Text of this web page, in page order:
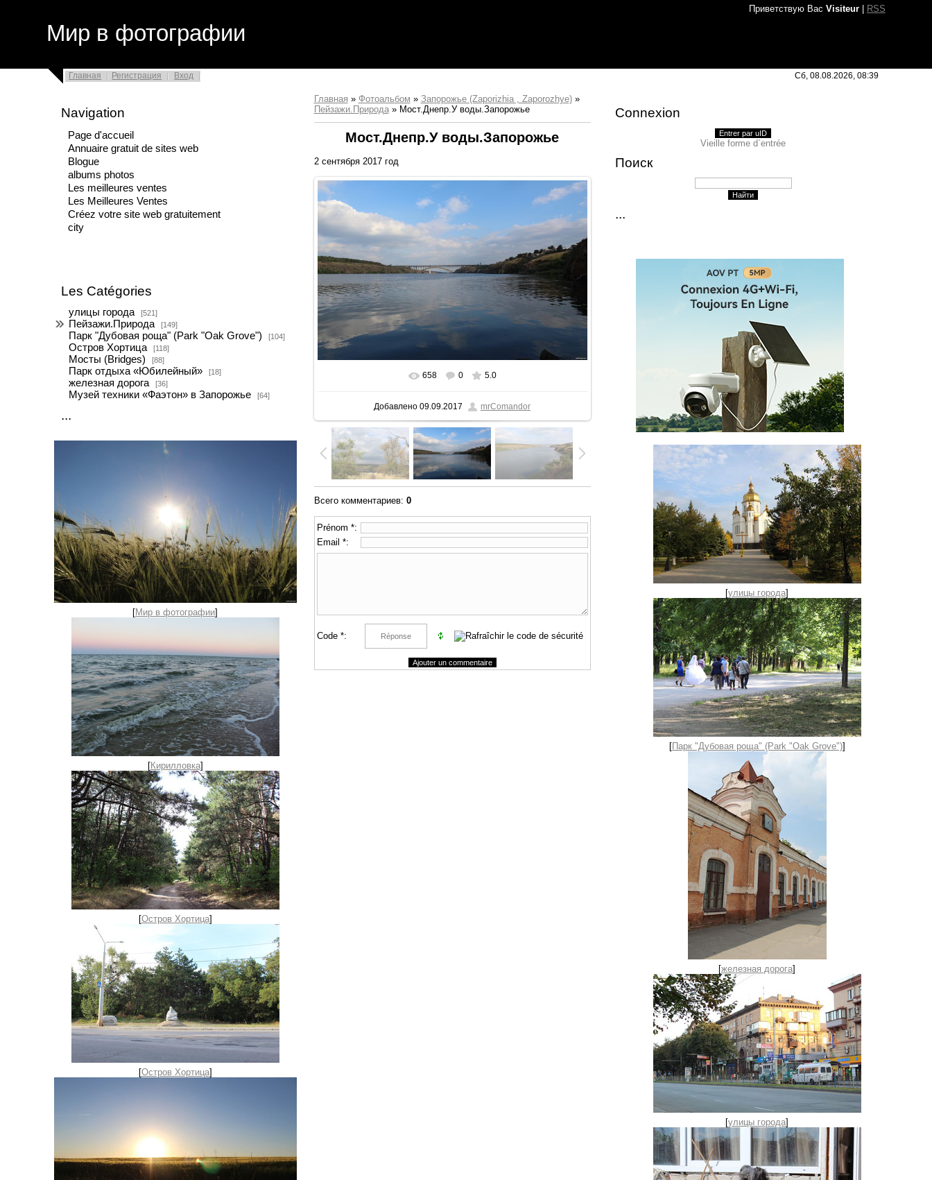
Приветствую Вас Visiteur| RSS
Мир в фотографии
Главная Регистрация Вход Сб, 08.08.2026, 08:39
Navigation
Page d'accueil
Annuaire gratuit de sites web
Blogue
albums photos
Les meilleures ventes
Les Meilleures Ventes
Créez votre site web gratuitement
city
Les Catégories
улицы города [521]
Пейзажи.Природа [149]
Парк "Дубовая роща" (Park "Oak Grove") [104]
Остров Хортица [118]
Мосты (Bridges) [88]
Парк отдыха «Юбилейный» [18]
железная дорога [36]
Музей техники «Фаэтон» в Запорожье [64]
...
[Мир в фотографии]
[Кирилловка]
[Остров Хортица]
[Остров Хортица]
Главная » Фотоальбом » Запорожье (Zaporizhia , Zaporozhye)»
Пейзажи.Природа» Мост.Днепр.У воды.Запорожье
Мост.Днепр.У воды.Запорожье
2 сентября 2017 год
В реальном размере 2592x1728
658 0 5.0
Добавлено 09.09.2017 mrComandor
Всего комментариев: 0
Prénom *:
Email *:
Code *:
Connexion
Entrer par uID
Vieille forme d`entrée
Поиск
...
[улицы города]
[Парк "Дубовая роща" (Park "Oak Grove")]
[железная дорога]
[улицы города]